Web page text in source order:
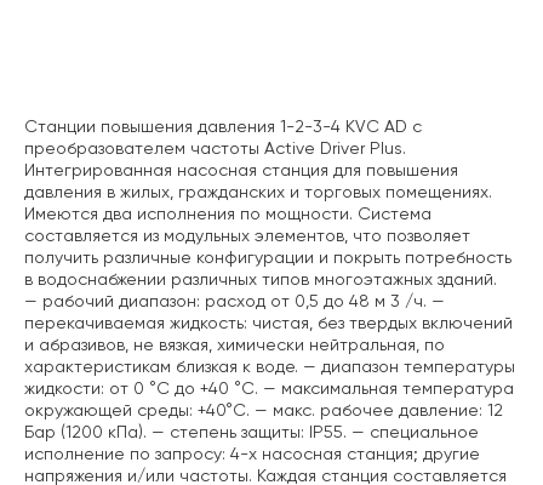
Станции повышения давления 1-2-3-4 KVC AD с
преобразователем частоты Active Driver Plus.
Интегрированная насосная станция для повышения
давления в жилых, гражданских и торговых помещениях.
Имеются два исполнения по мощности. Система
составляется из модульных элементов, что позволяет
получить различные конфигурации и покрыть потребность
в водоснабжении различных типов многоэтажных зданий.
— рабочий диапазон: расход от 0,5 до 48 м 3 /ч. —
перекачиваемая жидкость: чистая, без твердых включений
и абразивов, не вязкая, химически нейтральная, по
характеристикам близкая к воде. — диапазон температуры
жидкости: от 0 °C до +40 °C. — максимальная температура
окружающей среды: +40°C. — макс. рабочее давление: 12
Бар (1200 кПа). — степень защиты: IP55. — специальное
исполнение по запросу: 4-х насосная станция; другие
напряжения и/или частоты. Каждая станция составляется